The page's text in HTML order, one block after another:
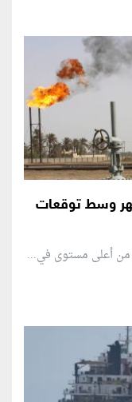
وسط توقعات
من أعلى مستوى في...